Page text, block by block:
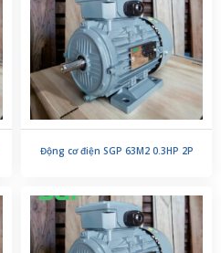
Động cơ điện SGP 63M2 0.3HP 2P